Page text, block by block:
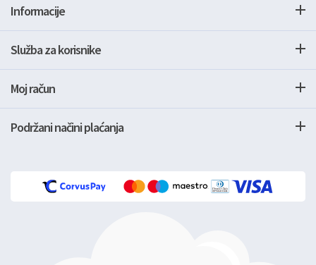
Informacije
Služba za korisnike
Moj račun
Podržani načini plaćanja